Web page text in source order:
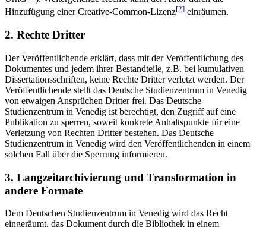
Hinzufügung einer Creative-Common-Lizenz[2] einräumen.
2. Rechte Dritter
Der Veröffentlichende erklärt, dass mit der Veröffentlichung des
Dokumentes und jedem ihrer Bestandteile, z.B. bei kumulativen
Dissertationsschriften, keine Rechte Dritter verletzt werden. Der
Veröffentlichende stellt das Deutsche Studienzentrum in Venedig
von etwaigen Ansprüchen Dritter frei. Das Deutsche
Studienzentrum in Venedig ist berechtigt, den Zugriff auf eine
Publikation zu sperren, soweit konkrete Anhaltspunkte für eine
Verletzung von Rechten Dritter bestehen. Das Deutsche
Studienzentrum in Venedig wird den Veröffentlichenden in einem
solchen Fall über die Sperrung informieren.
3. Langzeitarchivierung und Transformation in
andere Formate
Dem Deutschen Studienzentrum in Venedig wird das Recht
eingeräumt, das Dokument durch die Bibliothek in einem